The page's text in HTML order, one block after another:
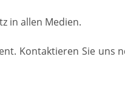
in allen Medien.
Kontaktieren Sie uns